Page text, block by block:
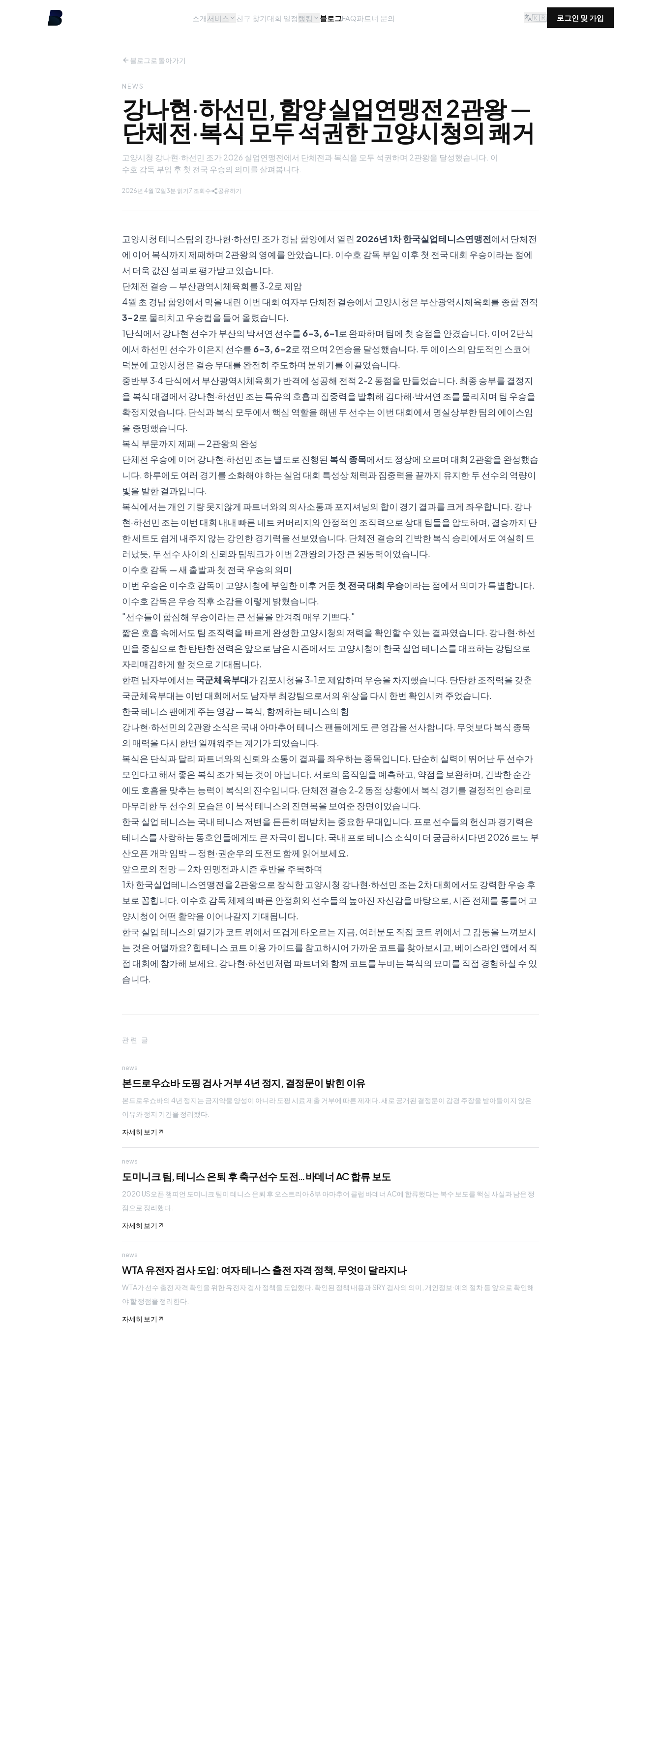
소개 서비스 친구 찾기대회 일정랭킹 블로그FAQ파트너 문의 🇰🇷 로그인 및 가입
블로그로 돌아가기
NEWS
강나현·하선민, 함양 실업연맹전 2관왕 —
단체전·복식 모두 석권한 고양시청의 쾌거
고양시청 강나현·하선민 조가 2026 실업연맹전에서 단체전과 복식을 모두 석권하며 2관왕을 달성했습니다. 이
수호 감독 부임 후 첫 전국 우승의 의미를 살펴봅니다.
2026년 4월 12일 3분 읽기7 조회수 공유하기
고양시청 테니스팀의 강나현·하선민 조가 경남 함양에서 열린 2026년 1차 한국실업테니스연맹전에서 단체전
에 이어 복식까지 제패하며 2관왕의 영예를 안았습니다. 이수호 감독 부임 이후 첫 전국 대회 우승이라는 점에
서 더욱 값진 성과로 평가받고 있습니다.
단체전 결승 — 부산광역시체육회를 3-2로 제압
4월 초 경남 함양에서 막을 내린 이번 대회 여자부 단체전 결승에서 고양시청은 부산광역시체육회를 종합 전적
3-2로 물리치고 우승컵을 들어 올렸습니다.
1단식에서 강나현 선수가 부산의 박서연 선수를 6-3, 6-1로 완파하며 팀에 첫 승점을 안겼습니다. 이어 2단식
에서 하선민 선수가 이은지 선수를 6-3, 6-2로 꺾으며 2연승을 달성했습니다. 두 에이스의 압도적인 스코어
덕분에 고양시청은 결승 무대를 완전히 주도하며 분위기를 이끌었습니다.
중반부 3·4 단식에서 부산광역시체육회가 반격에 성공해 전적 2-2 동점을 만들었습니다. 최종 승부를 결정지
을 복식 대결에서 강나현·하선민 조는 특유의 호흡과 집중력을 발휘해 김다해·박서연 조를 물리치며 팀 우승을
확정지었습니다. 단식과 복식 모두에서 핵심 역할을 해낸 두 선수는 이번 대회에서 명실상부한 팀의 에이스임
을 증명했습니다.
복식 부문까지 제패 — 2관왕의 완성
단체전 우승에 이어 강나현·하선민 조는 별도로 진행된 복식 종목에서도 정상에 오르며 대회 2관왕을 완성했습
니다. 하루에도 여러 경기를 소화해야 하는 실업 대회 특성상 체력과 집중력을 끝까지 유지한 두 선수의 역량이
빛을 발한 결과입니다.
복식에서는 개인 기량 못지않게 파트너와의 의사소통과 포지셔닝의 합이 경기 결과를 크게 좌우합니다. 강나
현·하선민 조는 이번 대회 내내 빠른 네트 커버리지와 안정적인 조직력으로 상대 팀들을 압도하며, 결승까지 단
한 세트도 쉽게 내주지 않는 강인한 경기력을 선보였습니다. 단체전 결승의 긴박한 복식 승리에서도 여실히 드
러났듯, 두 선수 사이의 신뢰와 팀워크가 이번 2관왕의 가장 큰 원동력이었습니다.
이수호 감독 — 새 출발과 첫 전국 우승의 의미
이번 우승은 이수호 감독이 고양시청에 부임한 이후 거둔 첫 전국 대회 우승이라는 점에서 의미가 특별합니다.
이수호 감독은 우승 직후 소감을 이렇게 밝혔습니다.
"선수들이 합심해 우승이라는 큰 선물을 안겨줘 매우 기쁘다."
짧은 호흡 속에서도 팀 조직력을 빠르게 완성한 고양시청의 저력을 확인할 수 있는 결과였습니다. 강나현·하선
민을 중심으로 한 탄탄한 전력은 앞으로 남은 시즌에서도 고양시청이 한국 실업 테니스를 대표하는 강팀으로
자리매김하게 할 것으로 기대됩니다.
한편 남자부에서는 국군체육부대가 김포시청을 3-1로 제압하며 우승을 차지했습니다. 탄탄한 조직력을 갖춘
국군체육부대는 이번 대회에서도 남자부 최강팀으로서의 위상을 다시 한번 확인시켜 주었습니다.
한국 테니스 팬에게 주는 영감 — 복식, 함께하는 테니스의 힘
강나현·하선민의 2관왕 소식은 국내 아마추어 테니스 팬들에게도 큰 영감을 선사합니다. 무엇보다 복식 종목
의 매력을 다시 한번 일깨워주는 계기가 되었습니다.
복식은 단식과 달리 파트너와의 신뢰와 소통이 결과를 좌우하는 종목입니다. 단순히 실력이 뛰어난 두 선수가
모인다고 해서 좋은 복식 조가 되는 것이 아닙니다. 서로의 움직임을 예측하고, 약점을 보완하며, 긴박한 순간
에도 호흡을 맞추는 능력이 복식의 진수입니다. 단체전 결승 2-2 동점 상황에서 복식 경기를 결정적인 승리로
마무리한 두 선수의 모습은 이 복식 테니스의 진면목을 보여준 장면이었습니다.
한국 실업 테니스는 국내 테니스 저변을 든든히 떠받치는 중요한 무대입니다. 프로 선수들의 헌신과 경기력은
테니스를 사랑하는 동호인들에게도 큰 자극이 됩니다. 국내 프로 테니스 소식이 더 궁금하시다면 2026 르노 부
산오픈 개막 임박 — 정현·권순우의 도전 도 함께 읽어보세요.
앞으로의 전망 — 2차 연맹전과 시즌 후반을 주목하며
1차 한국실업테니스연맹전을 2관왕으로 장식한 고양시청 강나현·하선민 조는 2차 대회에서도 강력한 우승 후
보로 꼽힙니다. 이수호 감독 체제의 빠른 안정화와 선수들의 높아진 자신감을 바탕으로, 시즌 전체를 통틀어 고
양시청이 어떤 활약을 이어나갈지 기대됩니다.
한국 실업 테니스의 열기가 코트 위에서 뜨겁게 타오르는 지금, 여러분도 직접 코트 위에서 그 감동을 느껴보시
는 것은 어떨까요? 힙테니스 코트 이용 가이드를 참고하시어 가까운 코트를 찾아보시고, 베이스라인 앱에서 직
접 대회에 참가해 보세요. 강나현·하선민처럼 파트너와 함께 코트를 누비는 복식의 묘미를 직접 경험하실 수 있
습니다.
관련 글
news
본드로우쇼바 도핑 검사 거부 4년 정지, 결정문이 밝힌 이유
본드로우쇼바의 4년 정지는 금지약물 양성이 아니라 도핑 시료 제출 거부에 따른 제재다. 새로 공개된 결정문이 감경 주장을 받아들이지 않은
이유와 정지 기간을 정리했다.
자세히 보기
news
도미니크 팀, 테니스 은퇴 후 축구선수 도전…바데너 AC 합류 보도
2020 US오픈 챔피언 도미니크 팀이 테니스 은퇴 후 오스트리아 8부 아마추어 클럽 바데너 AC에 합류했다는 복수 보도를 핵심 사실과 남은 쟁
점으로 정리했다.
자세히 보기
news
WTA 유전자 검사 도입: 여자 테니스 출전 자격 정책, 무엇이 달라지나
WTA가 선수 출전 자격 확인을 위한 유전자 검사 정책을 도입했다. 확인된 정책 내용과 SRY 검사의 의미, 개인정보·예외 절차 등 앞으로 확인해
야 할 쟁점을 정리한다.
자세히 보기